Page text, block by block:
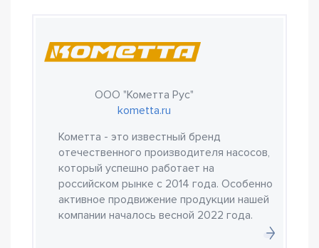
ООО "Кометта Рус"
kometta.ru
Кометта - это известный бренд
отечественного производителя насосов,
который успешно работает на
российском рынке с 2014 года. Особенно
активное продвижение продукции нашей
компании началось весной 2022 года.